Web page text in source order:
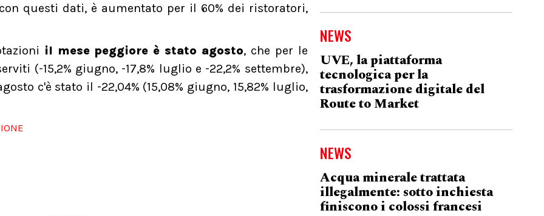
questi dati, è aumentato per il 60% dei ristoratori,
il mese peggiore è stato agosto, che per le
(-15,2% giugno, -17,8% luglio e -22,2% settembre),
c'è stato il -22,04% (15,08% giugno, 15,82% luglio,
NEWS
UVE, la piattaforma
tecnologica per la
trasformazione digitale del
Route to Market
NEWS
Acqua minerale trattata
illegalmente: sotto inchiesta
finiscono i colossi francesi